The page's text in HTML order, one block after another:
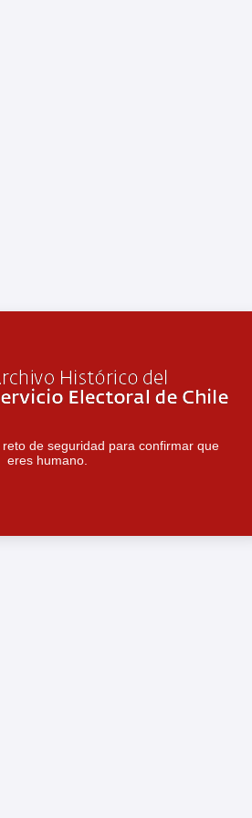
de seguridad para confirmar que
eres humano.